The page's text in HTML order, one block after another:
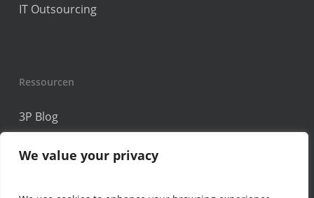
We value your privacy
IT Outsourcing
Ressourcen
3P Blog